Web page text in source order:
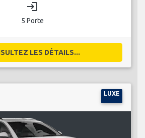
login
5 Porte
LES DÉTAILS...
LUXE